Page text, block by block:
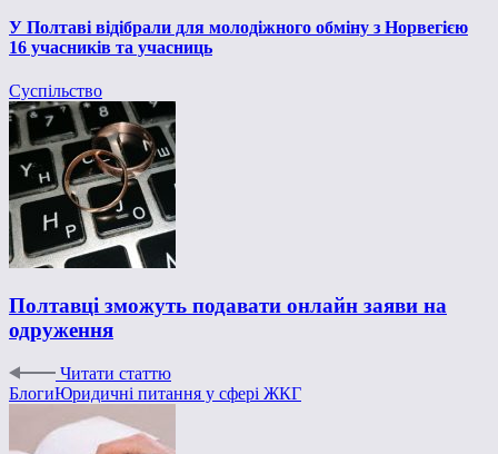
У Полтаві відібрали для молодіжного обміну з Норвегією
16 учасників та учасниць
Суспільство
Полтавці зможуть подавати онлайн заяви на
одруження
Читати статтю
БлогиЮридичні питання у сфері ЖКГ